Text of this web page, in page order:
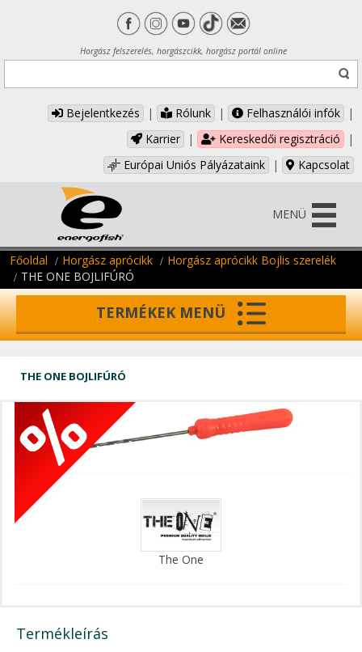
Horgász felszerelés, horgászcikk, horgász portál online
Bejelentkezés | Rólunk | Felhasználói infók
|
Karrier
| Kereskedői regisztráció
|
Európai Uniós Pályázataink
| Kapcsolat
MENÜ
Főoldal Horgász aprócikk
Horgász aprócikk Bojlis szerelék
THE ONE BOJLIFÚRÓ
TERMÉKEK MENÜ
THE ONE BOJLIFÚRÓ
The One
Termékleírás